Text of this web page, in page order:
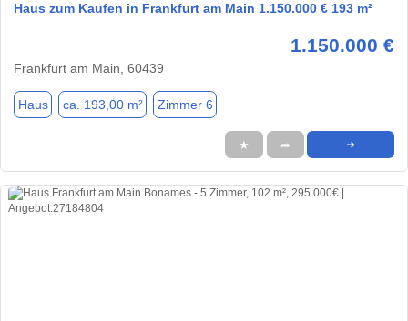
Haus zum Kaufen in Frankfurt am Main 1.150.000 € 193 m²
1.150.000 €
Frankfurt am Main, 60439
Haus ca. 193,00 m² Zimmer 6
★ ➦ ➜